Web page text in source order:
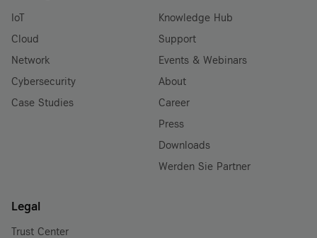
IoT
Cloud
Network
Cybersecurity
Case Studies
Knowledge Hub
Support
Events & Webinars
About
Career
Press
Downloads
Werden Sie Partner
Legal
Trust Center